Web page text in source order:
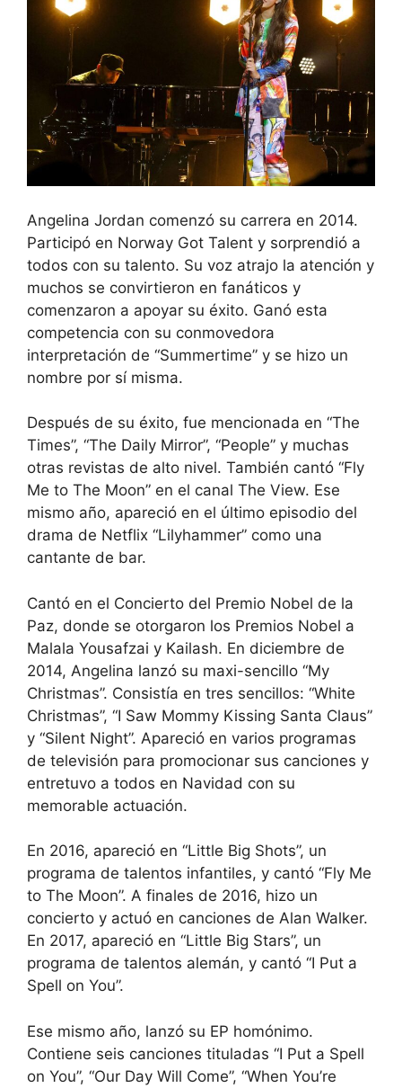
Angelina Jordan comenzó su carrera en 2014.
Participó en Norway Got Talent y sorprendió a
todos con su talento. Su voz atrajo la atención y
muchos se convirtieron en fanáticos y
comenzaron a apoyar su éxito. Ganó esta
competencia con su conmovedora
interpretación de “Summertime” y se hizo un
nombre por sí misma.
Después de su éxito, fue mencionada en “The
Times”, “The Daily Mirror”, “People” y muchas
otras revistas de alto nivel. También cantó “Fly
Me to The Moon” en el canal The View. Ese
mismo año, apareció en el último episodio del
drama de Netflix “Lilyhammer” como una
cantante de bar.
Cantó en el Concierto del Premio Nobel de la
Paz, donde se otorgaron los Premios Nobel a
Malala Yousafzai y Kailash. En diciembre de
2014, Angelina lanzó su maxi-sencillo “My
Christmas”. Consistía en tres sencillos: “White
Christmas”, “I Saw Mommy Kissing Santa Claus”
y “Silent Night”. Apareció en varios programas
de televisión para promocionar sus canciones y
entretuvo a todos en Navidad con su
memorable actuación.
En 2016, apareció en “Little Big Shots”, un
programa de talentos infantiles, y cantó “Fly Me
to The Moon”. A finales de 2016, hizo un
concierto y actuó en canciones de Alan Walker.
En 2017, apareció en “Little Big Stars”, un
programa de talentos alemán, y cantó “I Put a
Spell on You”.
Ese mismo año, lanzó su EP homónimo.
Contiene seis canciones tituladas “I Put a Spell
on You”, “Our Day Will Come”, “When You’re